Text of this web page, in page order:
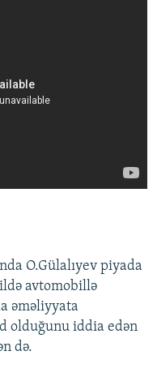
O.Gülalıyev piyada
avtomobillə
əməliyyata
olduğunu iddia edən
də.